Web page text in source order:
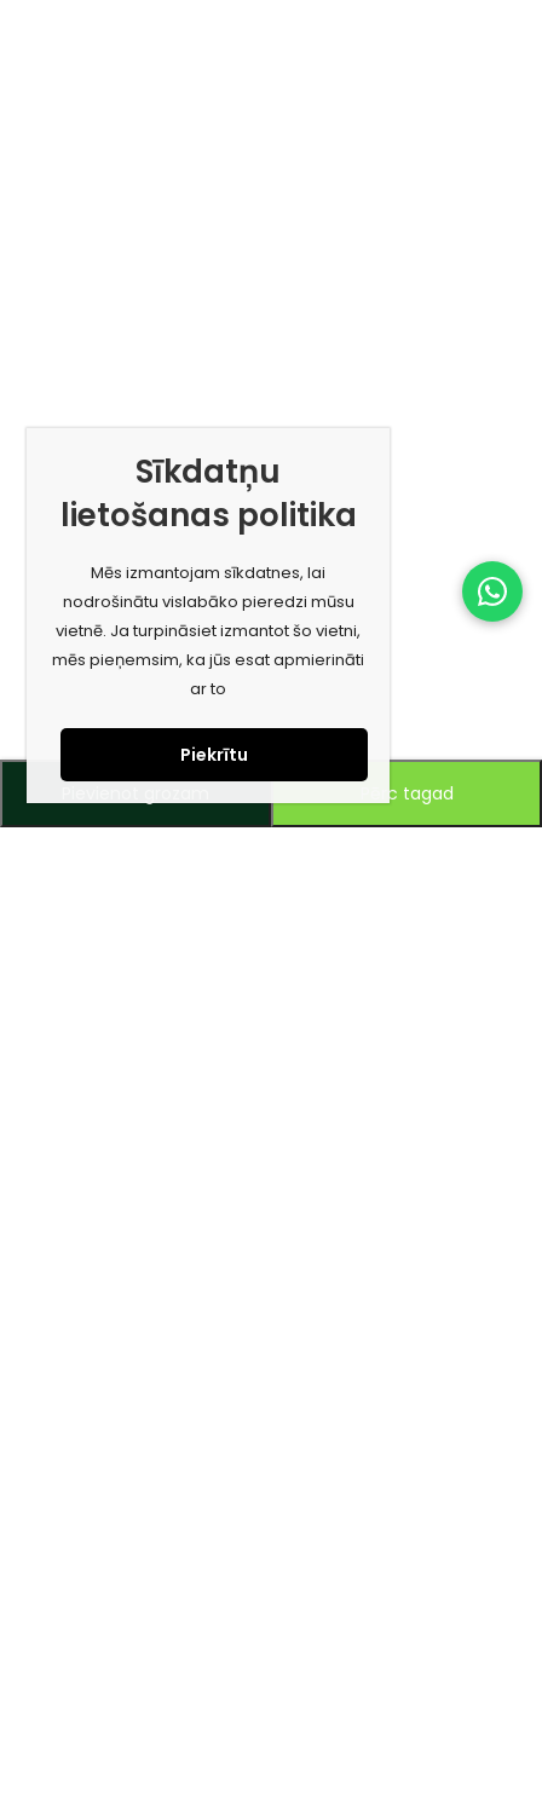
Pērc tagad
Sīkdatņu
lietošanas politika
Mēs izmantojam sīkdatnes, lai
nodrošinātu vislabāko pieredzi mūsu
vietnē. Ja turpināsiet izmantot šo vietni,
mēs pieņemsim, ka jūs esat apmierināti
ar to
Piekrītu